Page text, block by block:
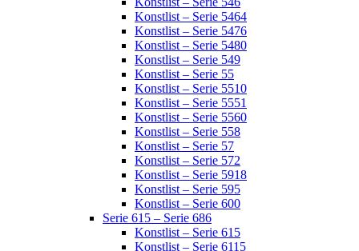
Konstlist – Serie 5464
Konstlist – Serie 5476
Konstlist – Serie 5480
Konstlist – Serie 549
Konstlist – Serie 55
Konstlist – Serie 5510
Konstlist – Serie 5551
Konstlist – Serie 5560
Konstlist – Serie 558
Konstlist – Serie 57
Konstlist – Serie 572
Konstlist – Serie 5918
Konstlist – Serie 595
Konstlist – Serie 600
Serie 615 – Serie 686
Konstlist – Serie 615
Konstlist – Serie 6115